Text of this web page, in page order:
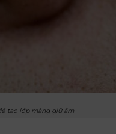
tạo lớp màng giữ ẩm